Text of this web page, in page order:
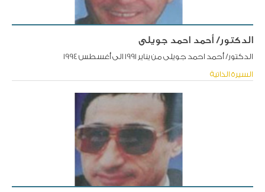
الدكتور/ أحمد احمد جويلى
الدكتور/ أحمد احمد جويلى من يناير 1991 الى أغسطس 1994
السيرة الذاتية